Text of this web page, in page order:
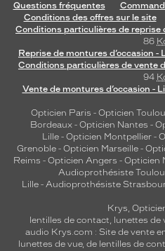
Questions fréquentes
Conditions des offres sur le site
Conditions particulières de reprise
86
Reprise de montures d’occasion
Conditions particulières de vente
94
Vente de montures d’occasion -
Opticien Paris - Opticien
Bordeaux- Opticien Nantes -
Lille - Opticien Montpellier -
Grenoble - Opticien Marseille -
Reims - Opticien Angers - Opticien
Audioprothésiste
Lille- Audioprothésiste
Krys,
lentilles de contact, lunettes de
audio Krys.com : Site de vente
lunettes de vue, de lentilles de